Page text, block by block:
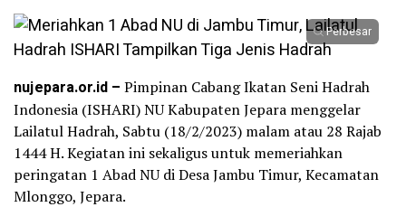
Perbesar
nujepara.or.id – Pimpinan Cabang Ikatan Seni Hadrah
Indonesia (ISHARI) NU Kabupaten Jepara menggelar
Lailatul Hadrah, Sabtu (18/2/2023) malam atau 28 Rajab
1444 H. Kegiatan ini sekaligus untuk memeriahkan
peringatan 1 Abad NU di Desa Jambu Timur, Kecamatan
Mlonggo, Jepara.